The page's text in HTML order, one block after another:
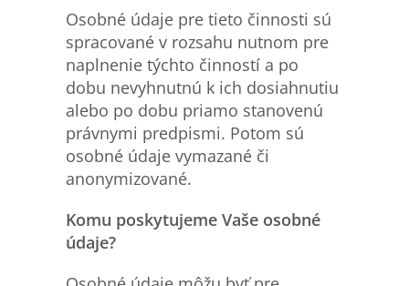
Osobné údaje pre tieto činnosti sú
spracované v rozsahu nutnom pre
naplnenie týchto činností a po
dobu nevyhnutnú k ich dosiahnutiu
alebo po dobu priamo stanovenú
právnymi predpismi. Potom sú
osobné údaje vymazané či
anonymizované.
Komu poskytujeme Vaše osobné
údaje?